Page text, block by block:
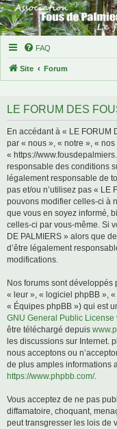
FAQ
Site Forum
LE FORUM DES
En accédant à « LE FORUM
par « nous », « notre », «
« https://
responsable des conditions
légalement responsable de
pas et/ou n’utilisez pas « LE
pouvons modifier celles-ci à
que vous en soyez informé,
celles-ci par vous-même. Si
DE PALMIERS » alors que
d’être légalement
modifications.
Nos forums sont
« leur », « logiciel phpBB »,
« Équipes phpBB ») qui est
GNU General Public License
être téléchargé depuis
les discussions sur Internet.
nous acceptons ou
de plus amples informations
https://www.phpbb.com/.
Vous acceptez de ne pas
diffamatoire, choquant,
peut transgresser les lois de